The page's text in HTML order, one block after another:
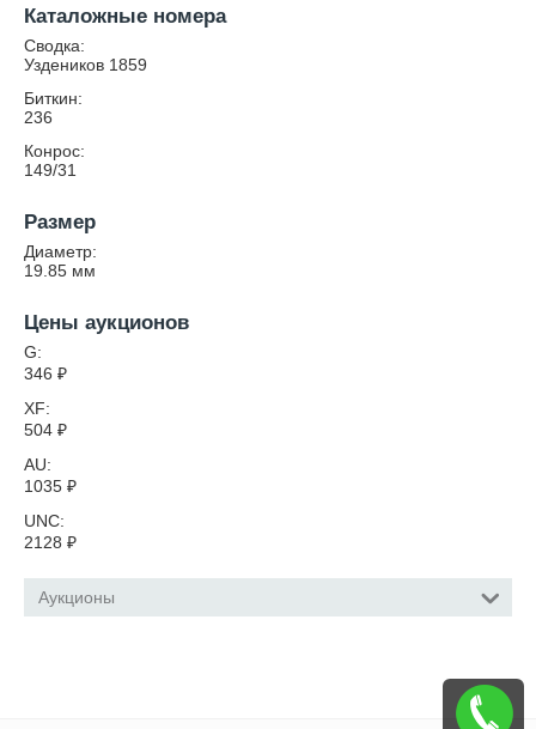
Каталожные номера
Сводка:
Уздеников 1859
Биткин:
236
Конрос:
149/31
Размер
Диаметр:
19.85 мм
Цены аукционов
G:
346 ₽
XF:
504 ₽
AU:
1035 ₽
UNC:
2128 ₽
Аукционы